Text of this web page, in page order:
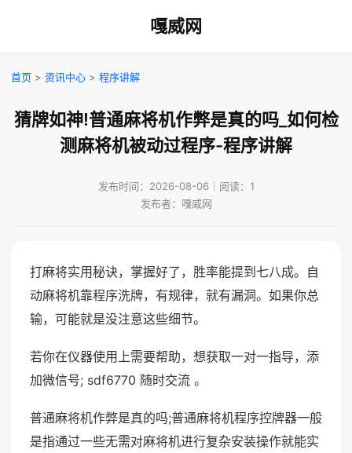
嘎威网
首页 > 资讯中心 > 程序讲解
猜牌如神!普通麻将机作弊是真的吗_如何检
测麻将机被动过程序-程序讲解
发布时间：2026-08-06｜阅读：1
发布者：嘎威网
打麻将实用秘诀，掌握好了，胜率能提到七八成。自
动麻将机靠程序洗牌，有规律，就有漏洞。如果你总
输，可能就是没注意这些细节。
若你在仪器使用上需要帮助，想获取一对一指导，添
加微信号; sdf6770 随时交流 。
普通麻将机作弊是真的吗;普通麻将机程序控牌器一般
是指通过一些无需对麻将机进行复杂安装操作就能实